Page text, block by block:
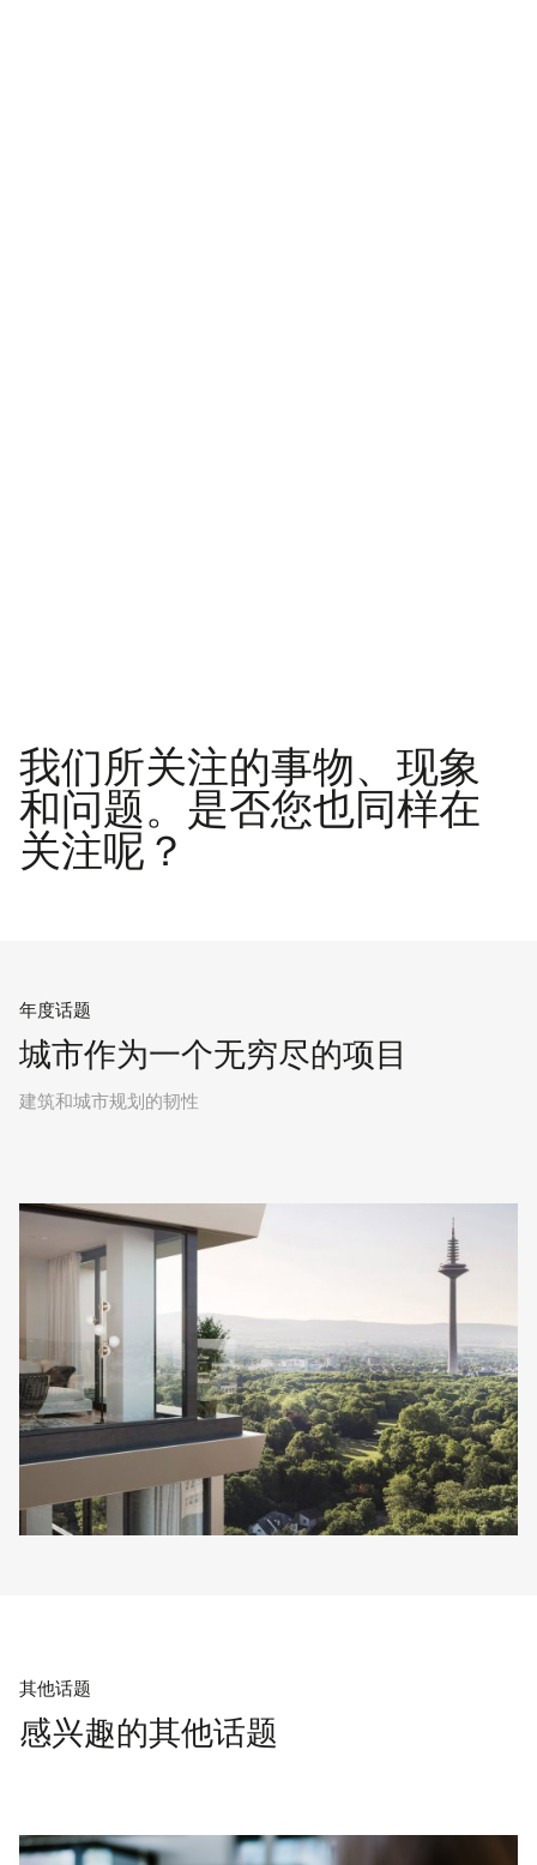
我们所关注的事物、现象
和问题。是否您也同样在
关注呢？
年度话题
城市作为一个无穷尽的项目
建筑和城市规划的韧性
其他话题
感兴趣的其他话题